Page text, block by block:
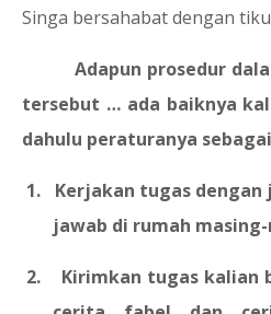
Singa bersahabat dengan
Adapun prosedur
tersebut … ada baiknya
dahulu peraturanya
1.
Kerjakan tugas
jawab di rumah
2.
Kirimkan tugas kalian